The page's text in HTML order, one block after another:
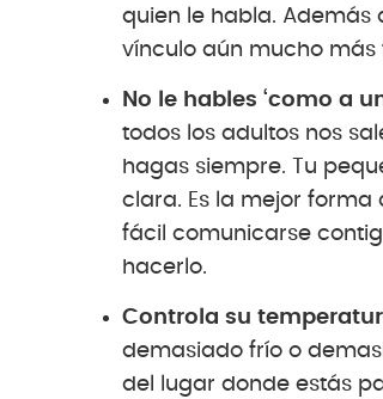
quien le habla. Además
vínculo aún mucho más
No le hables ‘como a
todos los adultos nos
hagas siempre. Tu
clara. Es la mejor
fácil comunicarse
hacerlo.
Controla su
demasiado frío o
del lugar donde estás